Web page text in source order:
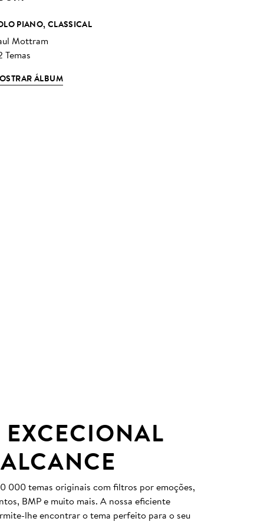
PIANO, CLASSICAL
Mottram
Temas
ÁLBUM
000 temas originais com filtros por emoções,
BMP e muito mais. A nossa eficiente
lhe encontrar o tema perfeito para o seu